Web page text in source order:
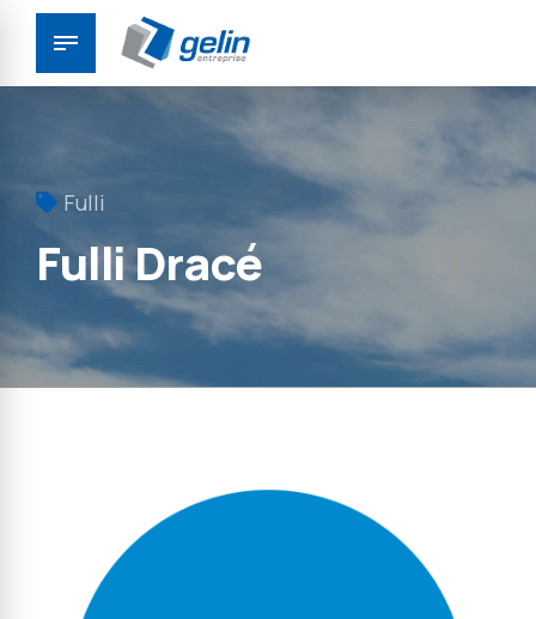
Fulli
Fulli Dracé
Panneau de gestion des cookies